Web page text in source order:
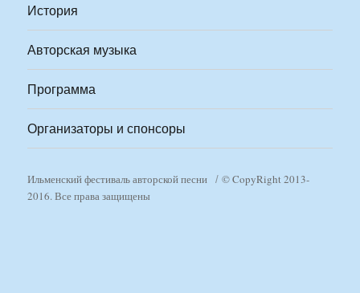
История
Авторская музыка
Программа
Организаторы и спонсоры
Ильменский фестиваль авторской песни
© CopyRight 2013-
2016. Все права защищены